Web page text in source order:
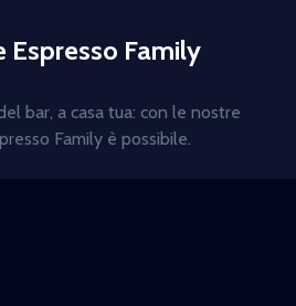
Espresso Family
bar, a casa tua: con le nostre
Family è possibile.